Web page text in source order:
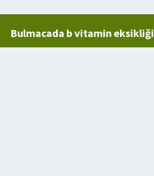
Bulmacada b vitamin eksikliği